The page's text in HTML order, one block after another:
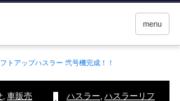
menu
フトアップハスラー 弐号機完成！！
, 車販売 ハスラー, ハスラーリフ